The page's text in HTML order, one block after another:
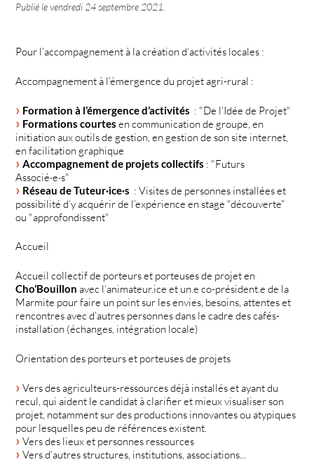
Publié levendredi 24 septembre 2021
Pour l’accompagnement à la création d’activités locales :
Accompagnement à l’émergence du projet agri-rural :
Formation à l’émergence d’activités : "De l’Idée de Projet"
Formations courtes en communication de groupe, en
initiation aux outils de gestion, en gestion de son site internet,
en facilitation graphique
Accompagnement de projets collectifs : "Futurs
Associé·e·s"
Réseau de Tuteur·ice·s : Visites de personnes installées et
possibilité d’y acquérir de l’expérience en stage "découverte"
ou "approfondissent"
Accueil
Accueil collectif de porteurs et porteuses de projet en
Cho’Bouillon avec l’animateur.ice et un.e co-président.e de la
Marmite pour faire un point sur les envies, besoins, attentes et
rencontres avec d’autres personnes dans le cadre des cafés-
installation (échanges, intégration locale)
Orientation des porteurs et porteuses de projets
Vers des agriculteurs-ressources déjà installés et ayant du
recul, qui aident le candidat à clarifier et mieux visualiser son
projet, notamment sur des productions innovantes ou atypiques
pour lesquelles peu de références existent.
Vers des lieux et personnes ressources
Vers d’autres structures, institutions, associations...